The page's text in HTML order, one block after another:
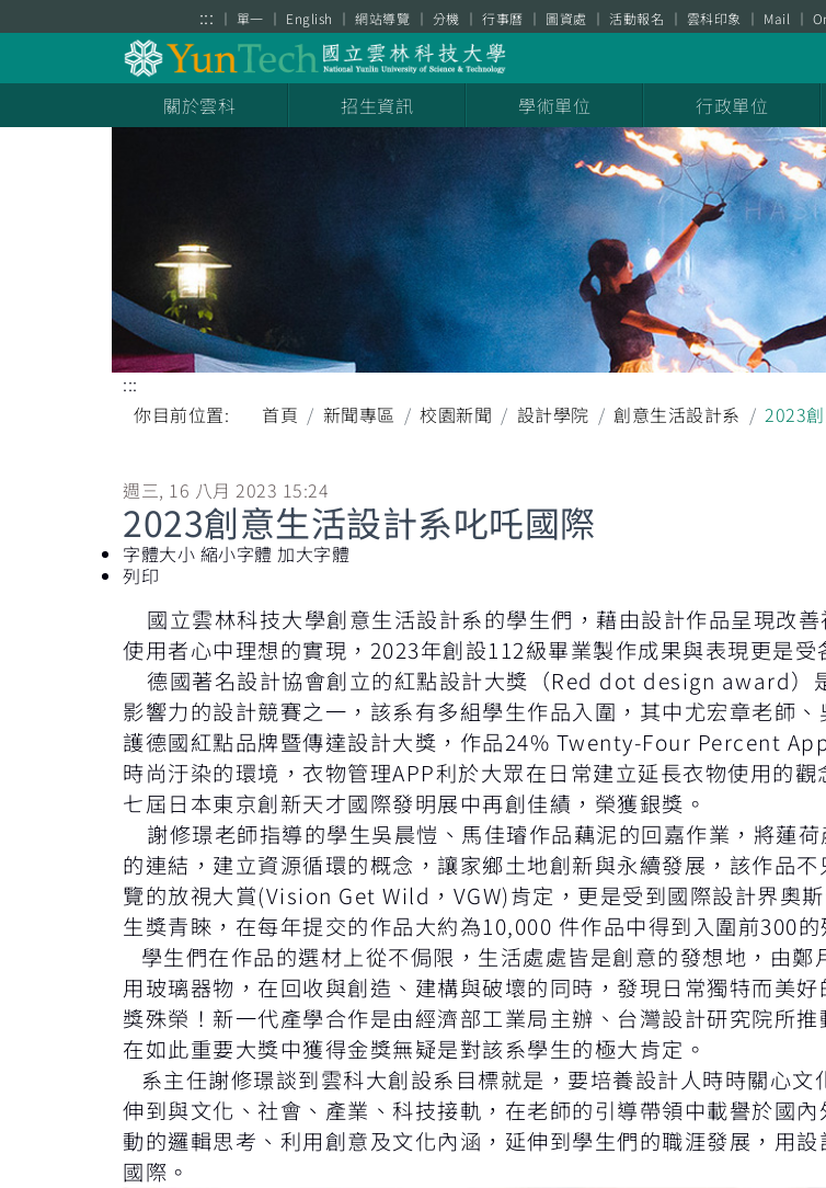
::: 單一 English 網站導覽 分機 行事曆 圖資處 活動報名 雲科印象 Mail
關於雲科 招生資訊 學術單位 行政單位
:::
你目前位置:
首頁 新聞專區 校園新聞 設計學院 創意生活設計系 2023
週三, 16 八月 2023 15:24
2023創意生活設計系叱吒國際
字體大小 縮小字體 加大字體
列印
國立雲林科技大學創意生活設計系的學生們，藉由設計作品呈現改
使用者心中理想的實現，2023年創設112級畢業製作成果與表現更是
德國著名設計協會創立的紅點設計大獎（Red dot design award）
影響力的設計競賽之一，該系有多組學生作品入圍，其中尤宏章老師
護德國紅點品牌暨傳達設計大獎，作品24% Twenty-Four Percent
時尚汙染的環境，衣物管理APP利於大眾在日常建立延長衣物使用的
七屆日本東京創新天才國際發明展中再創佳績，榮獲銀獎。
謝修璟老師指導的學生吳晨愷、馬佳璿作品藕泥的回嘉作業，將蓮
的連結，建立資源循環的概念，讓家鄉土地創新與永續發展，該作品
覽的放視大賞(Vision Get Wild，VGW)肯定，更是受到國際設計界奧
生獎青睞，在每年提交的作品大約為10,000 件作品中得到入圍前300
學生們在作品的選材上從不侷限，生活處處皆是創意的發想地，由
用玻璃器物，在回收與創造、建構與破壞的同時，發現日常獨特而美
獎殊榮！新一代產學合作是由經濟部工業局主辦、台灣設計研究院所
在如此重要大獎中獲得金獎無疑是對該系學生的極大肯定。
系主任謝修璟談到雲科大創設系目標就是，要培養設計人時時關心
伸到與文化、社會、產業、科技接軌，在老師的引導帶領中載譽於國
動的邏輯思考、利用創意及文化內涵，延伸到學生們的職涯發展，用
國際。